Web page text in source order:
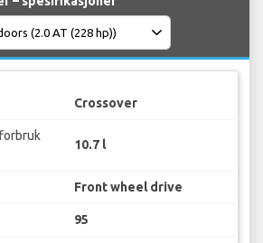
Crossover
10.7 l
Front wheel drive
95